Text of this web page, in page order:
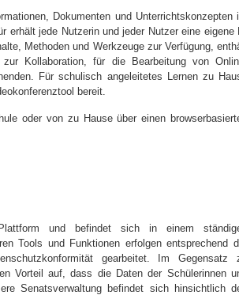
Dokumenten und Unterrichtskonzepten
erhält jede Nutzerin und jeder Nutzer eine eigene
Methoden und Werkzeuge zur Verfügung,
Kollaboration, für die Bearbeitung von
Für schulisch angeleitetes Lernen zu
bereit.
oder von zu Hause über einen
und befindet sich in einem
Tools und Funktionen erfolgen entsprechend
gearbeitet. Im Gegensatz
Vorteil auf, dass die Daten der Schülerinnen
Senatsverwaltung befindet sich hinsichtlich